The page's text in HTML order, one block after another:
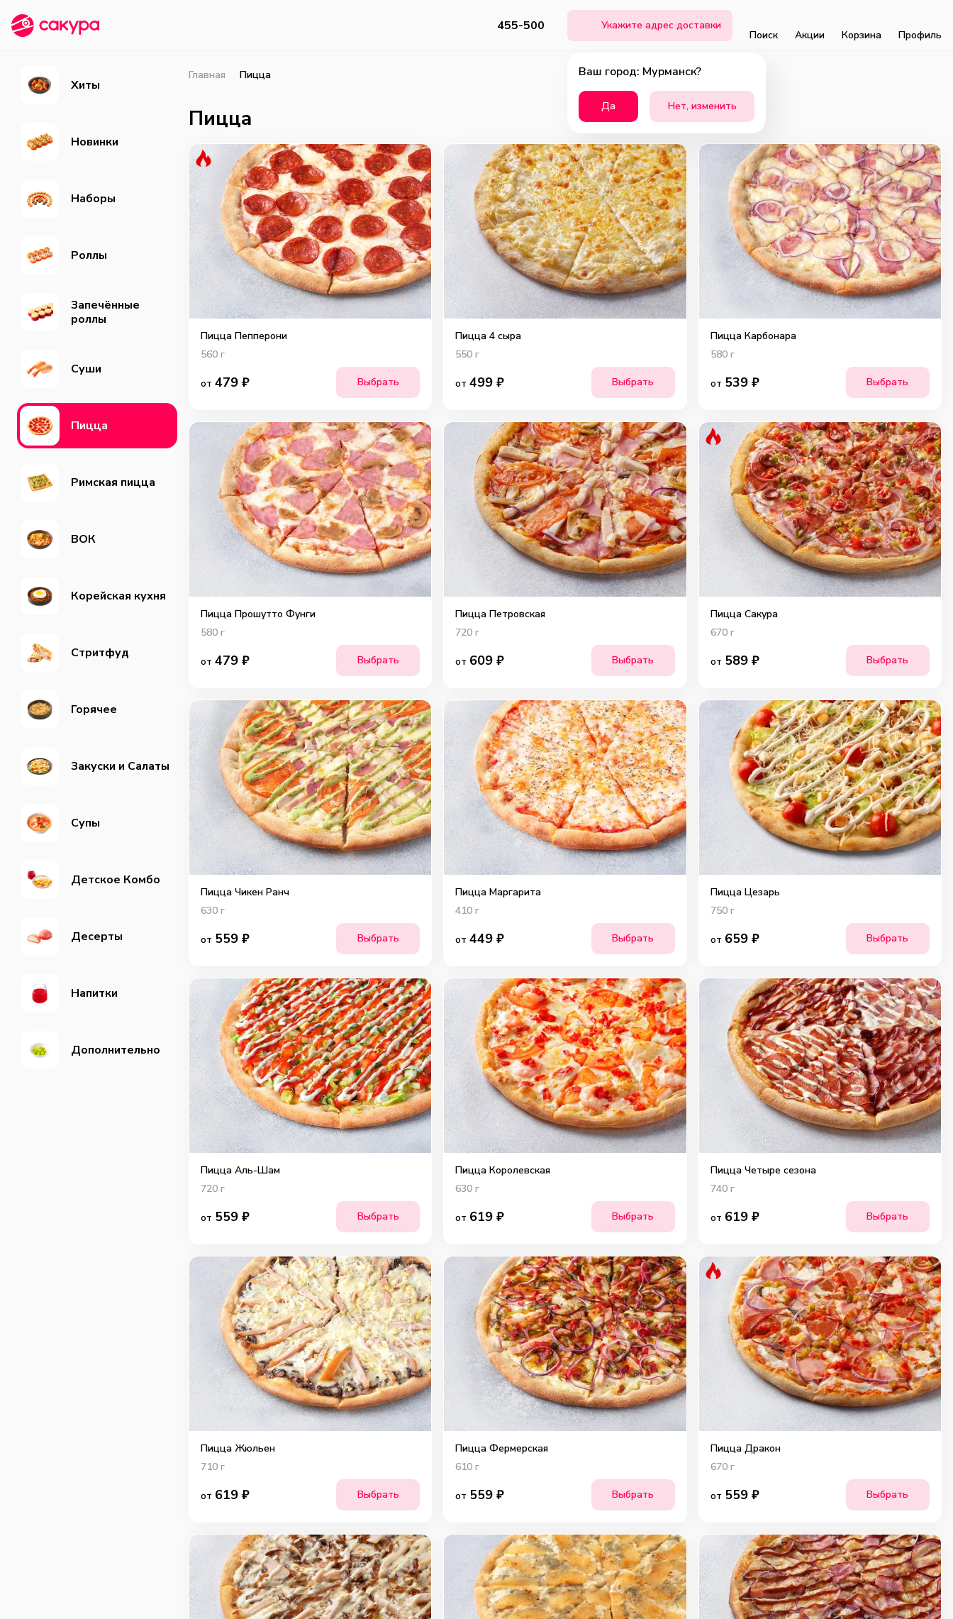
455-500 Укажите адрес доставки
Ваш город: Мурманск?
Да Нет, изменить
Поиск Акции Корзина Профиль
Хиты
Новинки
Наборы
Роллы
Запечённые
роллы
Суши
Пицца
Римская пицца
ВОК
Корейская кухня
Cтритфуд
Горячее
Закуски и Салаты
Супы
Детское Комбо
Десерты
Напитки
Дополнительно
Главная Пицца
Пицца
Пицца Пепперони
560 г
от 479 ₽ Выбрать
Пицца 4 сыра
550 г
от499₽ Выбрать
Пицца Карбонара
580г
от 539 ₽ Выбрать
Пицца Прошутто Фунги
580 г
от 479 ₽ Выбрать
Пицца Петровская
720 г
от 609₽ Выбрать
Пицца Сакура
670г
от 589 ₽ Выбрать
Пицца Чикен Ранч
630 г
от 559 ₽ Выбрать
Пицца Маргарита
410 г
от449₽ Выбрать
Пицца Цезарь
750г
от 659 ₽ Выбрать
Пицца Аль-Шам
720 г
от 559 ₽ Выбрать
Пицца Королевская
630 г
от 619₽ Выбрать
Пицца Четыре сезона
740г
от 619 ₽ Выбрать
Пицца Жюльен
710 г
от 619 ₽ Выбрать
Пицца Фермерская
610 г
от 559₽ Выбрать
Пицца Дракон
670г
от 559 ₽ Выбрать